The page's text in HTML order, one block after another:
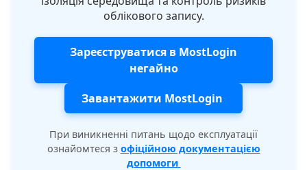
облікового запису.
Зареєструватися в MostLogin
негайно
Завантажити MostLogin
При виникненні питань щодо експлуатації
ознайомтеся з офіційною документацією
допомоги